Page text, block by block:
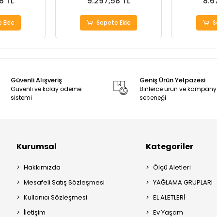
Ekle Sepete Ekle
Güvenli Alışveriş
Güvenli ve kolay ödeme
sistemi
Geniş Ürün Yelpazesi
Binlerce ürün ve
seçeneği
Kurumsal
Hakkımızda
Mesafeli Satış Sözleşmesi
Kullanıcı Sözleşmesi
İletişim
Kategoriler
Ölçü Aletleri
YAĞLAMA GRUPLARI
EL ALETLERİ
Ev Yaşam